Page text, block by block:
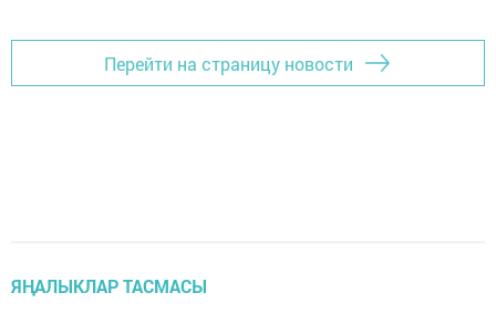
Перейти на страницу новости
ЯҢАЛЫКЛАР ТАСМАСЫ